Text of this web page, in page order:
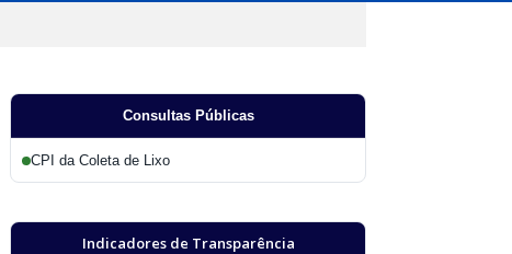
Consultas Públicas
CPI da Coleta de Lixo
Indicadores de Transparência